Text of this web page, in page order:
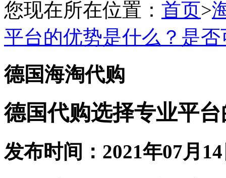
您现在所在位置： 首页>
平台的优势是什么？是
德国海淘代购
德国代购选择专业平
发布时间：2021年07月